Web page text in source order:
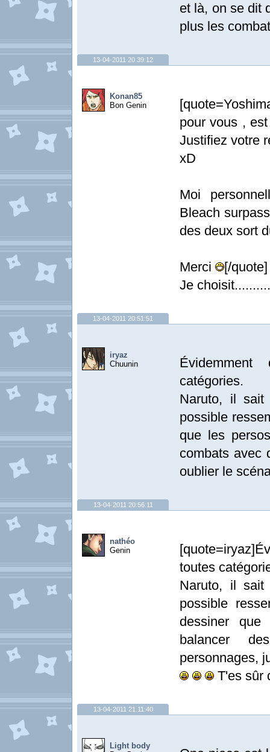
et là, on se dit
plus les
13-04-2011 20:39:12
Konan85
Bon Genin
pour vous ,
Justifiez votre
xD
Moi
Bleach
des deux sort
Merci
[/quote]
Je
13-04-2011 20:51:51
iryaz
Chuunin
catégories.
Naruto, il
possible
que les
combats avec
oublier le
13-04-2011 20:56:11
nathéo
Genin
toutes
Naruto, il
possible
dessiner
balancer
personnages,
T'es sûr
13-04-2011 21:11:40
Light body